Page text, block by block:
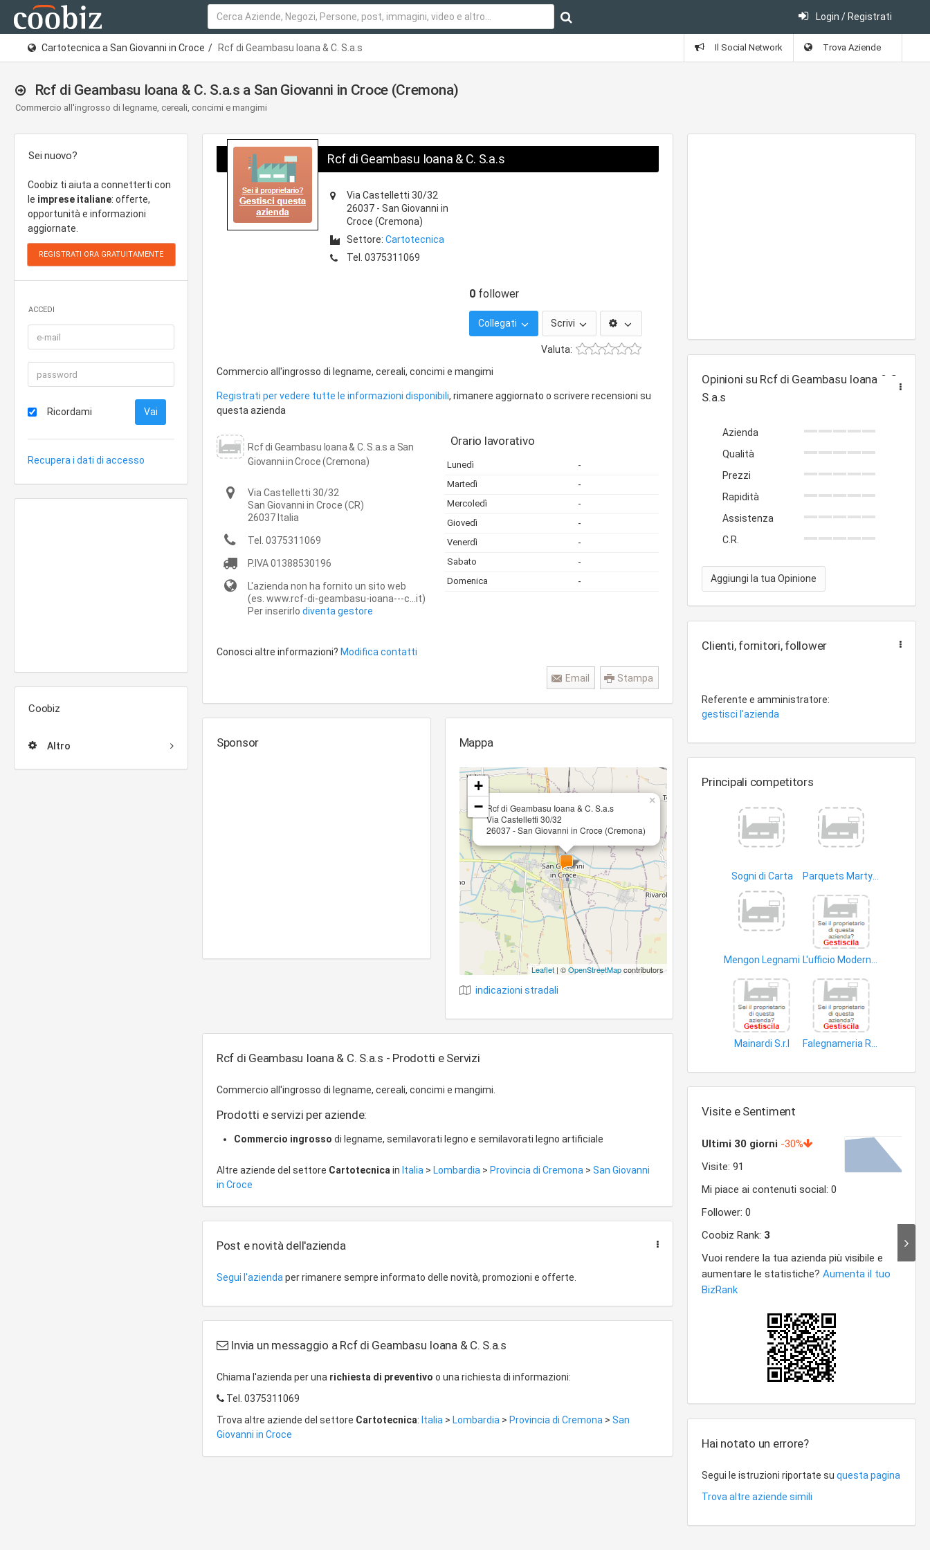
Login / Registrati
Cartotecnica a San Giovanni in Croce Rcf di Geambasu Ioana & C. S.a.s Il Social Network Trova Aziende
Rcf di Geambasu Ioana & C. S.a.s a San Giovanni in Croce (Cremona)
Commercio all'ingrosso di legname, cereali, concimi e mangimi
Sei nuovo?
Coobiz ti aiuta a connetterti con
le imprese italiane: offerte,
opportunità e informazioni
aggiornate.
ACCEDI
Ricordami
Recupera i dati di accesso
Coobiz
Altro
Rcf di Geambasu Ioana & C. S.a.s
Via Castelletti 30/32
26037 - San Giovanni in
Croce (Cremona)
Settore: Cartotecnica
Tel. 0375311069
0 follower
Collegati Scrivi
Valuta:
Commercio all'ingrosso di legname, cereali, concimi e mangimi
Registrati per vedere tutte le informazioni disponibili, rimanere aggiornato o scrivere recensioni su
questa azienda
Rcf di Geambasu Ioana & C. S.a.s a San
Giovanni in Croce (Cremona)
Via Castelletti 30/32
San Giovanni in Croce (CR)
26037 Italia
Tel. 0375311069
P.IVA01388530196
L'azienda non ha fornito un sito web
(es. www.rcf-di-geambasu-ioana---c...it)
Per inserirlo diventa gestore
Orario lavorativo
Lunedì -
Martedì -
Mercoledì -
Giovedì -
Venerdì -
Sabato -
Domenica -
Conosci altre informazioni? Modifica contatti
Stampa
Email
Sponsor Mappa
Rcf di Geambasu Ioana & C. S.a.s
Via Castelletti 30/32
26037 - San Giovanni in Croce (Cremona)
×
+
−
Leaflet| ©OpenStreetMapcontributors
indicazioni stradali
Rcf di Geambasu Ioana & C. S.a.s - Prodotti e Servizi
Commercio all'ingrosso di legname, cereali, concimi e mangimi.
Prodotti e servizi per aziende:
Commercio ingrosso di legname, semilavorati legno e semilavorati legno artificiale
Altre aziende del settore Cartotecnica in Italia > Lombardia > Provincia di Cremona > San Giovanni
in Croce
Post e novità dell'azienda
Segui l'azienda per rimanere sempre informato delle novità, promozioni e offerte.
Invia un messaggio a Rcf di Geambasu Ioana & C. S.a.s
Chiama l'azienda per una richiesta di preventivo o una richiesta di informazioni:
Tel. 0375311069
Trova altre aziende del settore Cartotecnica: Italia > Lombardia > Provincia di Cremona > San
Giovanni in Croce
Opinioni su Rcf di Geambasu Ioana & C.
S.a.s
Azienda
Qualità
Prezzi
Rapidità
Assistenza
C.R.
Aggiungi la tua Opinione
Clienti, fornitori, follower
Referente e amministratore:
gestisci l'azienda
Principali competitors
Sogni di Carta
Mengon Legnami
Mainardi S.r.l
Visite e Sentiment
Hai notato un errore?
Segui le istruzioni riportate suquesta pagina
Trova altre aziende simili